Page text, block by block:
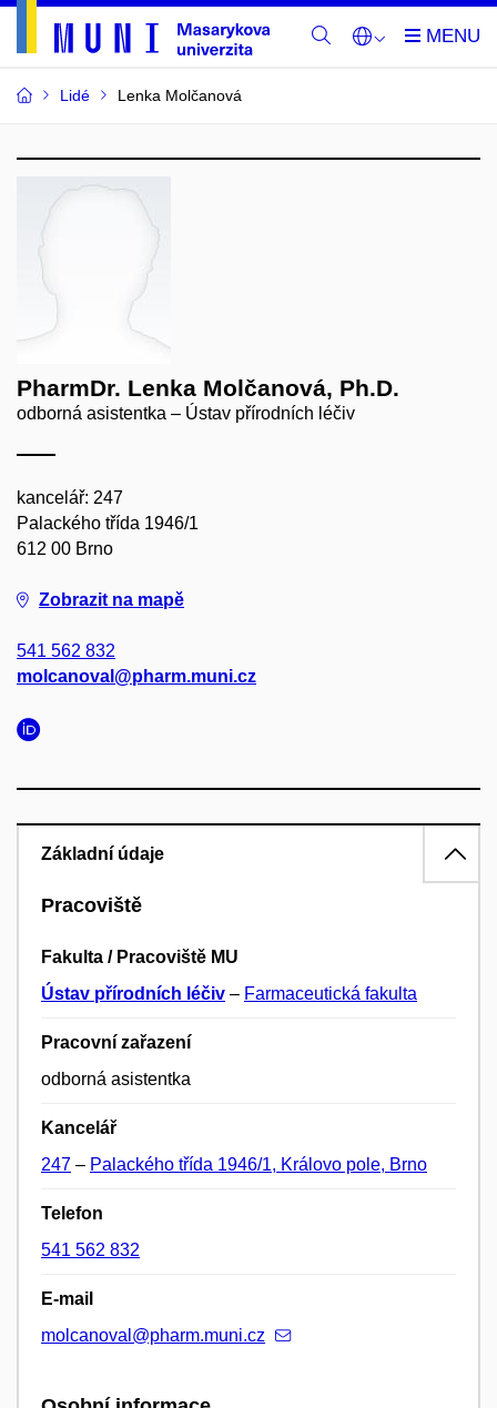
Lidé Lenka Molčanová
PharmDr. Lenka Molčanová, Ph.D.
odborná asistentka – Ústav přírodních léčiv
kancelář: 247
Palackého třída 1946/1
612 00 Brno
Zobrazit na mapě
541 562 832
molcanoval@pharm.muni.cz
Základní údaje
Pracoviště
Fakulta / Pracoviště MU
Ústav přírodních léčiv – Farmaceutická fakulta
Pracovní zařazení
odborná asistentka
Kancelář
247 – Palackého třída 1946/1, Královo pole, Brno
Telefon
541 562 832
E-mail
molcanoval@pharm.muni.cz